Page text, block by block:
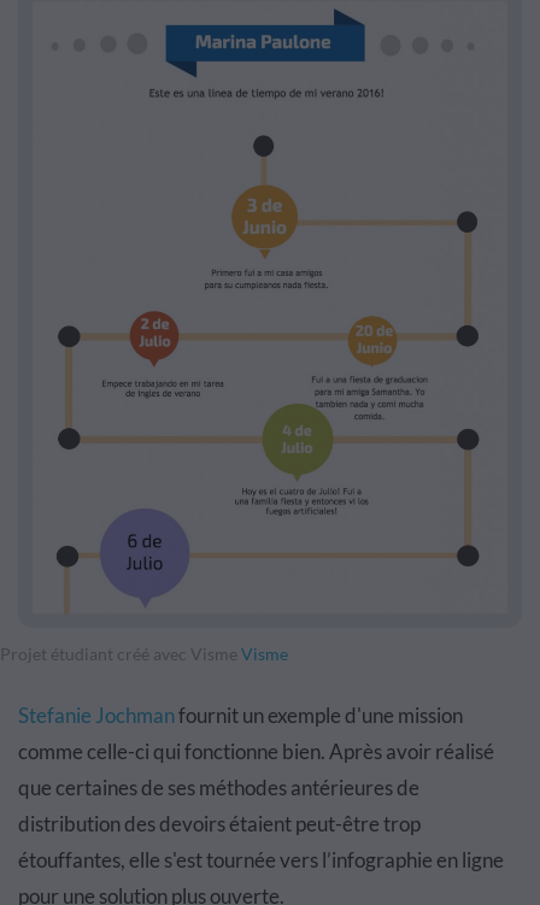
Projet étudiant créé avec Visme Visme
Stefanie Jochmanfournit un exemple d'une mission
comme celle-ci qui fonctionne bien. Après avoir réalisé
que certaines de ses méthodes antérieures de
distribution des devoirs étaient peut-être trop
étouffantes, elle s'est tournée vers l’infographie en ligne
pour une solution plus ouverte.